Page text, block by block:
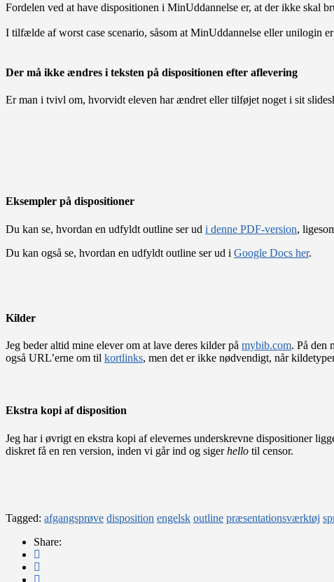
Fordelen ved at have dispositionen i MinUddannelse er, at der ikke skal
I tilfælde af worst case scenario, såsom at MinUddannelse eller unilogin
Der må ikke ændres i teksten på dispositionen efter aflevering
Er man i tvivl om, hvorvidt eleven har ændret eller tilføjet noget i sit
Eksempler på dispositioner
Du kan se, hvordan en udfyldt outline ser ud i denne PDF-version,
Du kan også se, hvordan en udfyldt outline ser ud i Google Docs her.
Kilder
Jeg beder altid mine elever om at lave deres kilder på mybib.com. På den
også URL’erne om til kortlinks, men det er ikke nødvendigt, når
Ekstra kopi af disposition
Jeg har i øvrigt en ekstra kopi af elevernes underskrevne dispositioner
diskret få en ren version, inden vi går ind og sigerhello til censor.
Tagged: afgangsprøve disposition engelsk outline præsentationsværktøj
Share: